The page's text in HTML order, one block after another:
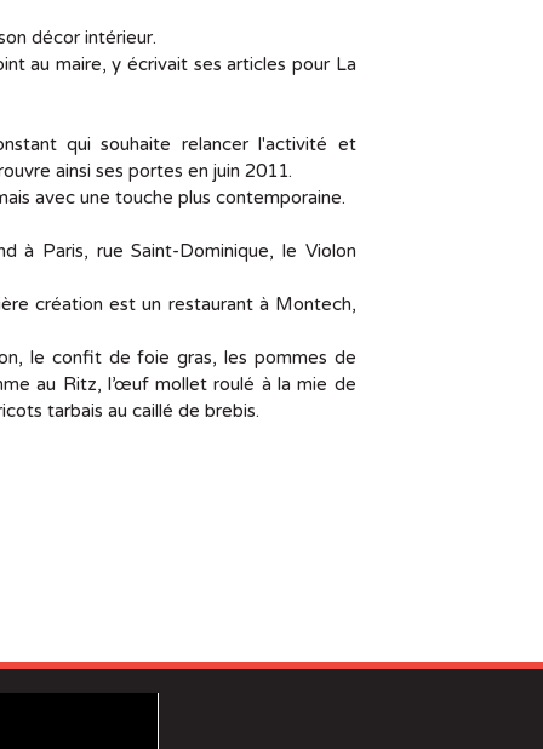
décor intérieur.
au maire, y écrivait ses articles pour La
qui souhaite relancer l'activité et
ainsi ses portes en juin 2011.
avec une touche plus contemporaine.
à Paris, rue Saint-Dominique, le Violon
création est un restaurant à Montech,
le confit de foie gras, les pommes de
au Ritz, l’œuf mollet roulé à la mie de
tarbais au caillé de brebis.